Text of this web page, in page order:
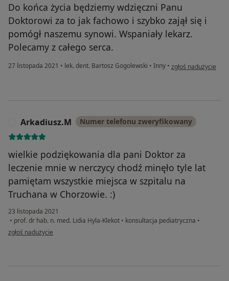
Do końca życia będziemy wdzięczni Panu
Doktorowi za to jak fachowo i szybko zajął się i
pomógł naszemu synowi. Wspaniały lekarz.
Polecamy z całego serca.
27 listopada 2021 • lek. dent. Bartosz Gogolewski • Inny • w opinii
zgłoś nadużycie
Arkadiusz.M Numer telefonu zweryfikowany
wielkie podziękowania dla pani Doktor za
leczenie mnie w nerczycy chodź minęło tyle lat
pamiętam wszystkie miejsca w szpitalu na
Truchana w Chorzowie. :)
23 listopada 2021
• prof. dr hab. n. med. Lidia Hyla-Klekot • konsultacja pediatryczna •
w opinii użytkownika Arkadiusz.M
zgłoś nadużycie